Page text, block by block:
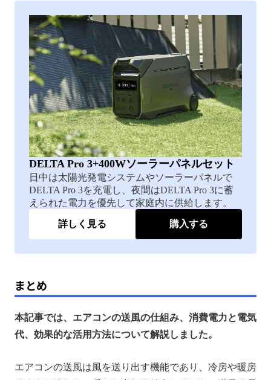
DELTA Pro 3+400Wソーラーパネルセット
日中は太陽光発電システムやソーラーパネルで
DELTA Pro 3を充電し、夜間はDELTA Pro 3に蓄
えられた電力を優先して家庭内に供給します。
詳しく見る 購入する
まとめ
本記事では、エアコンの送風の仕組み、消費電力と電気
代、効果的な活用方法について解説しました。
エアコンの送風は風を送り出す機能であり、冷房や暖房